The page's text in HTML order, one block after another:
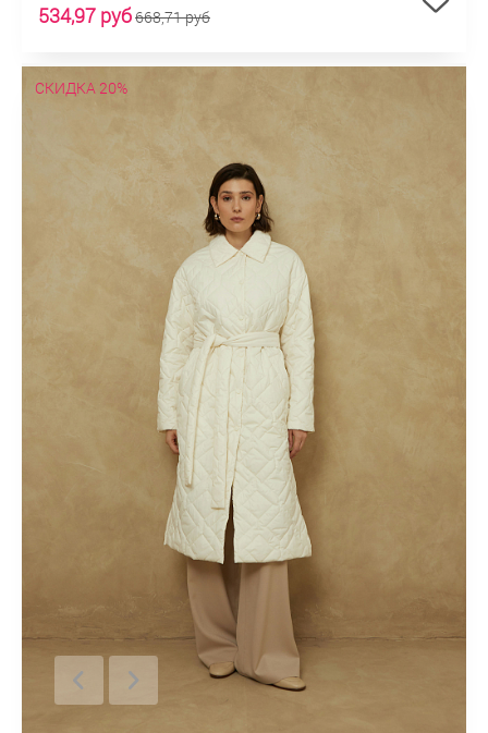
534,97 руб668,71 руб
СКИДКА 20%